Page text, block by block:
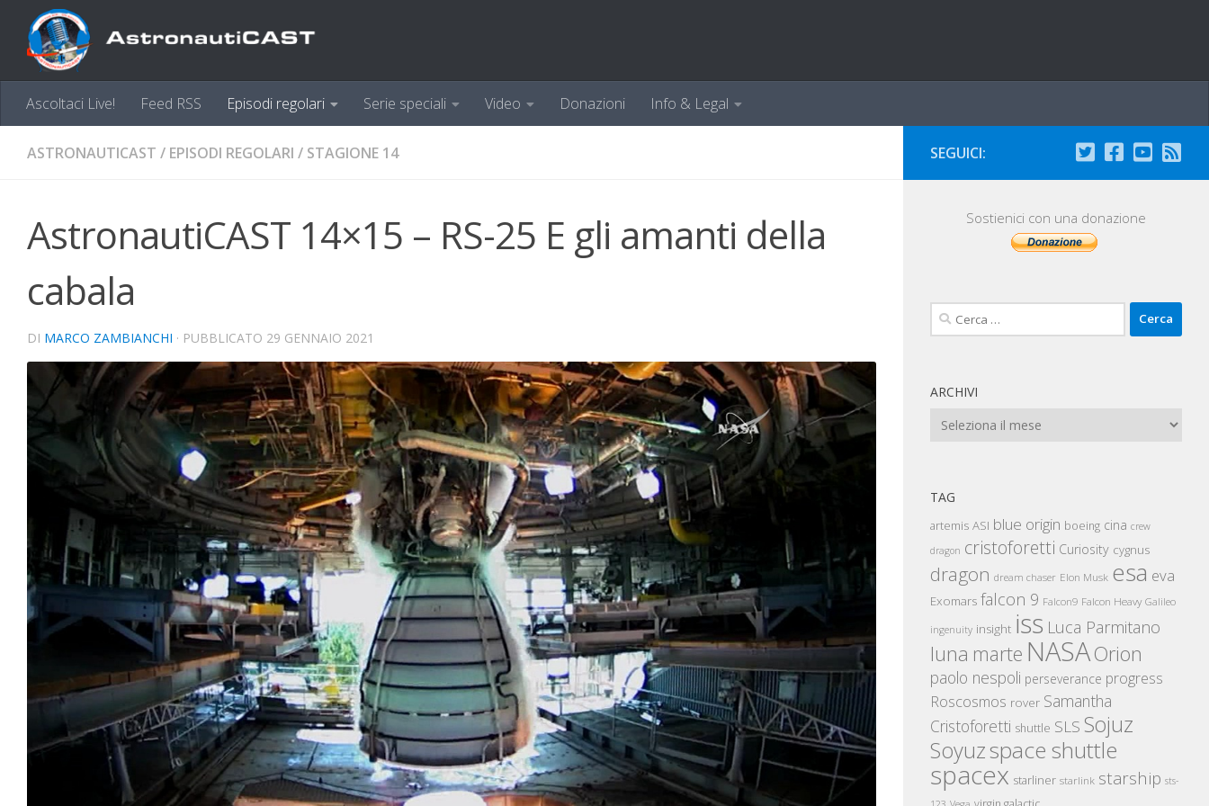
Sotto il contenuto
Ascoltaci Live! Feed RSS Episodi regolari Serie speciali Video Donazioni Info & Legal
ASTRONAUTICAST / EPISODI REGOLARI / STAGIONE 14
AstronautiCAST 14×15 – RS-25 E gli amanti della
cabala
DI MARCO ZAMBIANCHI · PUBBLICATO 29 GENNAIO 2021
SEGUICI:
Sostienici con una donazione
Ricerca
per:
ARCHIVI
Archivi
TAG
artemis ASI blue origin boeing cina crew
dragon cristoforetti Curiosity cygnus
dragon dream chaser Elon Musk esa eva
Exomars falcon 9 Falcon9 Falcon Heavy Galileo
ingenuity insight iss Luca Parmitano
luna marte NASAOrion
paolo nespoli perseverance progress
Roscosmos rover Samantha
Cristoforetti shuttle SLS Sojuz
Soyuzspace shuttle
spacex starliner starlink starship sts-